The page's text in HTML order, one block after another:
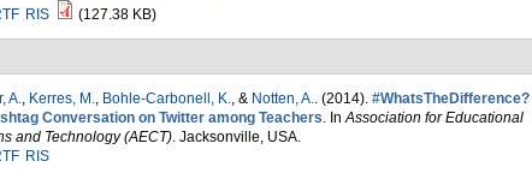
RIS (127.38 KB)
A., Kerres, M., Bohle-Carbonell, K., & Notten, A.. (2014). #WhatsTheDifference?
Conversation on Twitter among Teachers. InAssociation for Educational
and Technology (AECT). Jacksonville, USA.
RIS